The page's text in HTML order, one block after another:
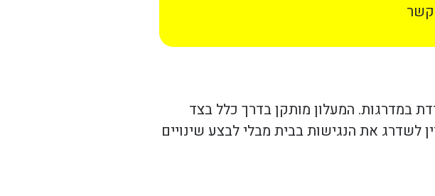
קשר
במדרגות. המעלון מותקן בדרך כלל בצד
לשדרג את הנגישות בבית מבלי לבצע שינויים